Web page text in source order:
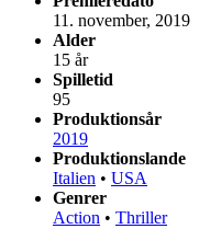
11. november, 2019
Alder
15 år
Spilletid
95
Produktionsår
2019
Produktionslande
Italien • USA
Genrer
Action • Thriller